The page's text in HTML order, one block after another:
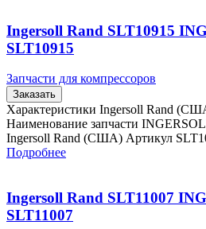
Ingersoll Rand SLT10915
SLT10915
Запчасти для компрессоров
Заказать
Характеристики Ingersoll Rand
Наименование запчасти
Ingersoll Rand (США) Артикул
Подробнее
Ingersoll Rand SLT11007
SLT11007